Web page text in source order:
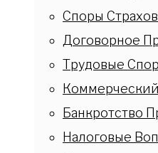
Споры
Договорное
Трудовые
Банкротство
Налоговые